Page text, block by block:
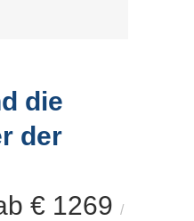
die
der
€ 1269